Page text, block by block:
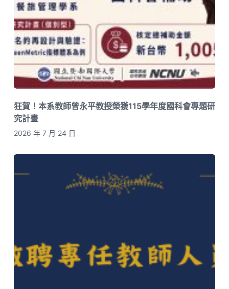
狂賀！本系教師曾永平教授榮獲115學年度國科會專題研
究計畫
2026 年 7 月 24 日